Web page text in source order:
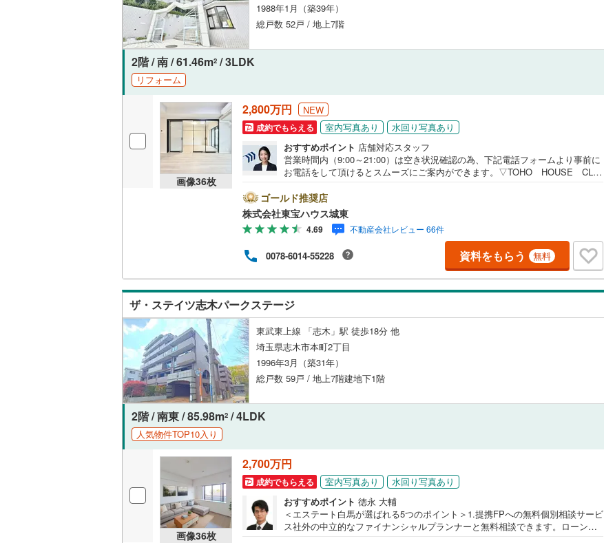
1988年1月（築39年）
総戸数 52戸 / 地上7階
2階 / 南 / 61.46m2 / 3LDK
リフォーム
画像36枚
2,800万円 NEW
成約でもらえる 室内写真あり
水回り写真あり
おすすめポイント 店舗対応スタッフ
営業時間内（9:00～21:00）は空き状況確認の為、下記電話フォームより事前に
お電話をして頂けるとスムーズにご案内ができます。▽TOHO HOUSE CLU
て暮らしの「安心」を守り続けます。【Yahoo！ 不動産キャンペーン対象店
舗】当店で物件を成約するとPayPayボーナスライトがもらえる「Yahoo！ 不動
産 物件ご成約キャンペーン」の対象になります。「資料をもらう」「見学予約
をする」ボタンからお問い合わせください。※必ずYahoo！ JAPAN IDでログイ
ンしてください。※PayPayボーナスライトは出金と譲渡はできません。ご案
内・詳細な資料のご請求はお気軽にどうぞ♪お電話でのお問い合わせも常時受け
付けております！■頭金0円からのご購入可能です■（諸費用もOK）お気軽にお
問い合わせください。
ゴールド推奨店
株式会社東宝ハウス城東
4.69 不動産会社レビュー 66件
0078-6014-55228 資料をもらう 無料
ザ・ステイツ志木パークステージ
東武東上線 「志木」駅 徒歩18分 他
埼玉県志木市本町2丁目
1996年3月（築31年）
総戸数 59戸 / 地上7階建地下1階
2階 / 南東 / 85.98m2 / 4LDK
人気物件TOP10入り
画像36枚
2,700万円
成約でもらえる 室内写真あり
水回り写真あり
おすすめポイント 徳永 大輔
＜エステート白馬が選ばれる5つのポイント＞1.提携FPへの無料個別相談サービ
ス社外の中立的なファイナンシャルプランナーと無料相談できます。ローン返